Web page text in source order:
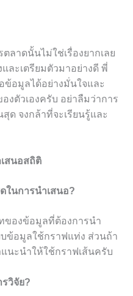
ลาดนั้นไม่ใช่เรื่องยากเลย
ละเตรียมตัวมาอย่างดี พี่
ข้อมูลได้อย่างมั่นใจและ
งตัวเองครับ อย่าลืมว่าการ
ด จงกล้าที่จะเรียนรู้และ
สนอสถิติ
ในการนำเสนอ?
ของข้อมูลที่ต้องการนำ
บข้อมูลใช้กราฟแท่ง ส่วนถ้า
นะนำให้ใช้กราฟเส้นครับ
วิจัย?